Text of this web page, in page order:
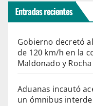
Entradas recientes
Gobierno decretó
de 120 km/h en la
Maldonado y Rocha
Aduanas incautó
un ómnibus